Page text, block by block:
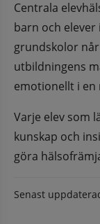
Centrala
barn och
grundskolor
utbildningens
emotionellt i en
Varje elev som
kunskap och
göra
Senast